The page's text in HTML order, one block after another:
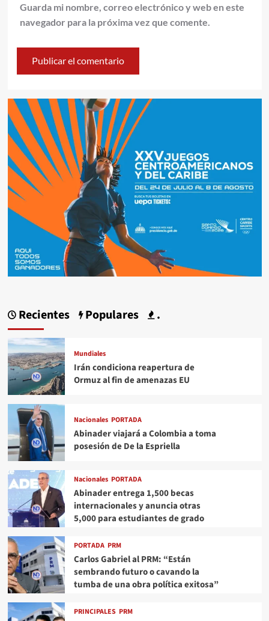
Guarda mi nombre, correo electrónico y web en este
navegador para la próxima vez que comente.
Recientes Populares .
Mundiales
Irán condiciona reapertura de
Ormuz al fin de amenazas EU
Nacionales PORTADA
Abinader viajará a Colombia a toma
posesión de De la Espriella
Nacionales PORTADA
Abinader entrega 1,500 becas
internacionales y anuncia otras
5,000 para estudiantes de grado
PORTADA PRM
Carlos Gabriel al PRM: “Están
sembrando futuro o cavando la
tumba de una obra política exitosa”
PRINCIPALES PRM